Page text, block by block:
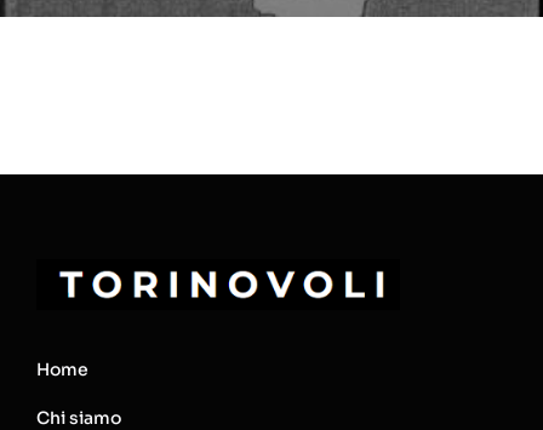
Home
Chi siamo